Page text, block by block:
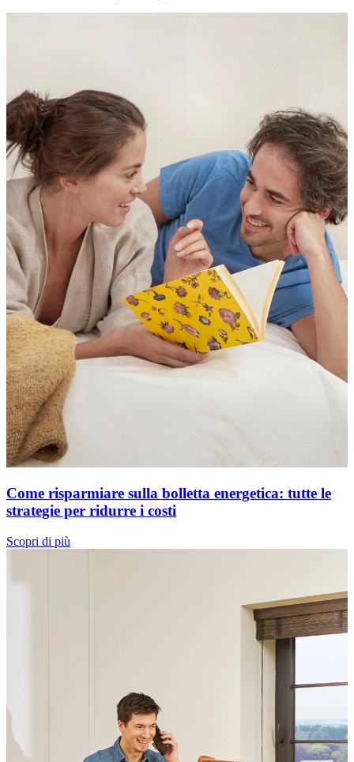
Come risparmiare sulla bolletta energetica: tutte le
strategie per ridurre i costi
Scopri di più